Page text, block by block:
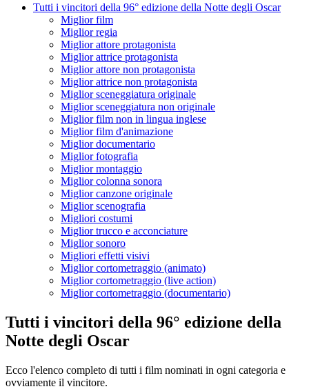
Tutti i vincitori della 96° edizione della Notte degli Oscar
Miglior film
Miglior regia
Miglior attore protagonista
Miglior attrice protagonista
Miglior attore non protagonista
Miglior attrice non protagonista
Miglior sceneggiatura originale
Miglior sceneggiatura non originale
Miglior film non in lingua inglese
Miglior film d'animazione
Miglior documentario
Miglior fotografia
Miglior montaggio
Miglior colonna sonora
Miglior canzone originale
Miglior scenografia
Migliori costumi
Miglior trucco e acconciature
Miglior sonoro
Migliori effetti visivi
Miglior cortometraggio (animato)
Miglior cortometraggio (live action)
Miglior cortometraggio (documentario)
Tutti i vincitori della 96° edizione della
Notte degli Oscar
Ecco l'elenco completo di tutti i film nominati in ogni categoria e
ovviamente il vincitore.